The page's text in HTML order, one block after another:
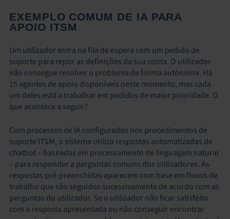
EXEMPLO COMUM DE IA PARA
APOIO ITSM
Um utilizador entra na fila de espera com um pedido de
suporte para repor as definições da sua conta. O utilizador
não consegue resolver o problema de forma autónoma. Há
15 agentes de apoio disponíveis neste momento, mas cada
um deles está a trabalhar em pedidos de maior prioridade. O
que acontece a seguir?
Com processos de IA configurados nos procedimentos de
suporte ITSM, o sistema utiliza respostas automatizadas de
chatbot – baseadas em processamento de linguagem natural
– para responder a perguntas comuns dos utilizadores. As
respostas pré-preenchidas aparecem com base em fluxos de
trabalho que são seguidos sucessivamente de acordo com as
perguntas do utilizador. Se o utilizador não ficar satisfeito
com a resposta apresentada ou não conseguir encontrar